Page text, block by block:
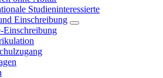
Studieninteressierte
Einschreibung
Einschreibung